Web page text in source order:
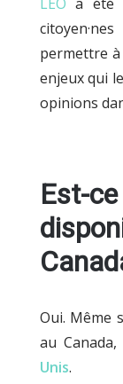
permettre à
enjeux qui
opinions
Est-
Oui. Même
au
Unis.